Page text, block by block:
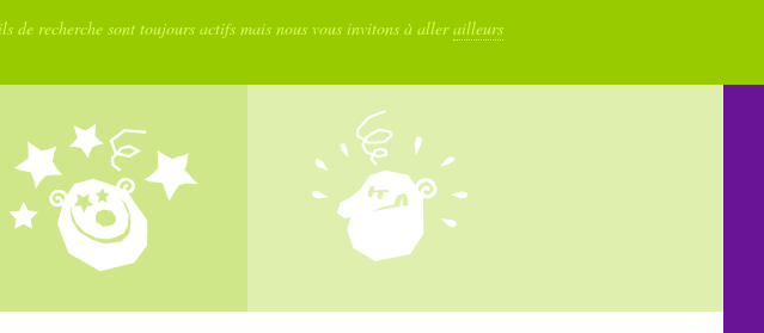
de recherche sont toujours actifs mais nous vous invitons à allerailleurs